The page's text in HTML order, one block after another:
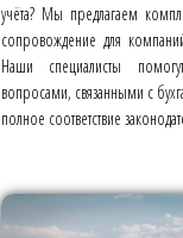
учёта? Мы предлагаем
сопровождение для
Наши специалисты
вопросами, связанными с
полное соответствие